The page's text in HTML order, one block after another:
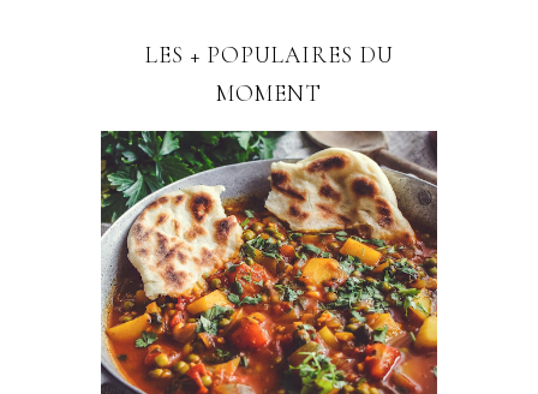
LES + POPULAIRES DU
MOMENT